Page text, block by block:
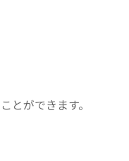
とができます。